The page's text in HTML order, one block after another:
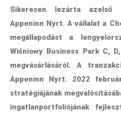
Sikeresen lezárta azelső
Appeninn Nyrt. A vállalat a
megállapodást a
Wiśniowy Business Park C,
megvásárlásáról. A
Appeninn Nyrt. 2022
stratégiájának
ingatlanportfoliójának